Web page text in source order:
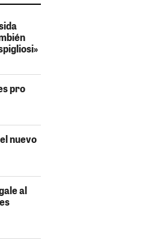
pro
nuevo
al